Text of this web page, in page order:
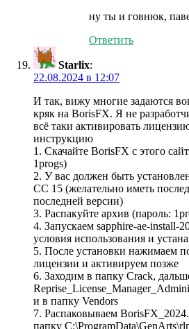
ну ты и говнюк,
Ответить
Starlix:
22.08.2024 в 12:07
И так, вижу многие задаются
кряк на BorisFX. Я не
всё таки активировать
инструкцию
1. Скачайте BorisFX с этого
1progs)
2. У вас должен быть
CC 15 (желательно иметь
последней версии)
3. Распакуйте архив (пароль:
4. Запускаем sapphire-ae-install-
условия использования и
5. После установки нажимаем
лицензии и активируем позже
6. Заходим в папку Crack,
и в папку Vendors
7. Распаковываем
папку